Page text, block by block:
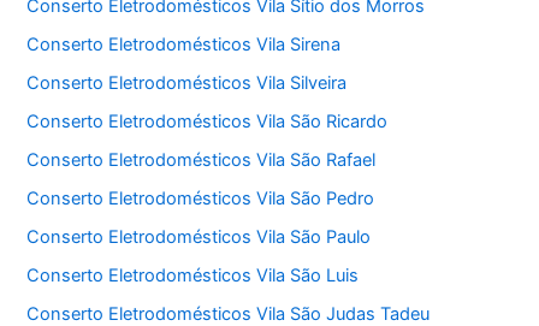
Conserto Eletrodomésticos Vila Sítio dos Morros
Conserto Eletrodomésticos Vila Sirena
Conserto Eletrodomésticos Vila Silveira
Conserto Eletrodomésticos Vila São Ricardo
Conserto Eletrodomésticos Vila São Rafael
Conserto Eletrodomésticos Vila São Pedro
Conserto Eletrodomésticos Vila São Paulo
Conserto Eletrodomésticos Vila São Luis
Conserto Eletrodomésticos Vila São Judas Tadeu